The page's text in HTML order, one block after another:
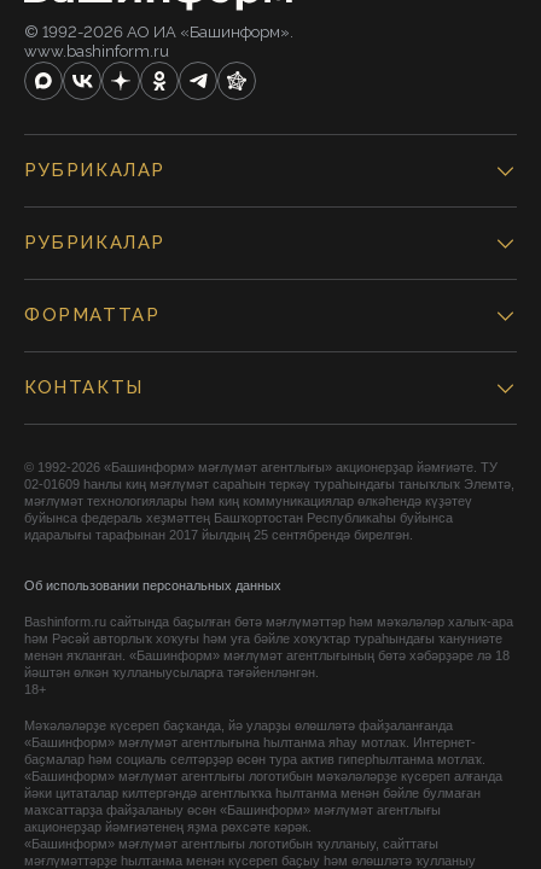
© 1992-2026 АО ИА «Башинформ».
www.bashinform.ru
РУБРИКАЛАР
РУБРИКАЛАР
ФОРМАТТАР
КОНТАКТЫ
© 1992-2026 «Башинформ» мәғлүмәт агентлығы» акционерҙар йәмғиәте. ТУ
02-01609 һанлы киң мәғлүмәт сараһын теркәү тураһындағы таныҡлыҡ Элемтә,
мәғлүмәт технологиялары һәм киң коммуникациялар өлкәһендә күҙәтеү
буйынса федераль хеҙмәттең Башҡортостан Республикаһы буйынса
идаралығы тарафынан 2017 йылдың 25 сентябрендә бирелгән.
Об использовании персональных данных
Bashinform.ru сайтында баҫылған бөтә мәғлүмәттәр һәм мәҡәләләр халыҡ-ара
һәм Рәсәй авторлыҡ хоҡуғы һәм уға бәйле хоҡуҡтар тураһындағы ҡануниәте
менән яҡланған. «Башинформ» мәғлүмәт агентлығының бөтә хәбәрҙәре лә 18
йәштән өлкән ҡулланыусыларға тәғәйенләнгән.
18+
Мәҡәләләрҙе күсереп баҫҡанда, йә уларҙы өлөшләтә файҙаланғанда
«Башинформ» мәғлүмәт агентлығына һылтанма яһау мотлаҡ. Интернет-
баҫмалар һәм социаль селтәрҙәр өсөн тура актив гиперһылтанма мотлаҡ.
«Башинформ» мәғлүмәт агентлығы логотибын мәҡәләләрҙе күсереп алғанда
йәки цитаталар килтергәндә агентлыҡҡа һылтанма менән бәйле булмаған
маҡсаттарҙа файҙаланыу өсөн «Башинформ» мәғлүмәт агентлығы
акционерҙар йәмғиәтенең яҙма рөхсәте кәрәк.
«Башинформ» мәғлүмәт агентлығы логотибын ҡулланыу, сайттағы
мәғлүмәттәрҙе һылтанма менән күсереп баҫыу һәм өлөшләтә ҡулланыу